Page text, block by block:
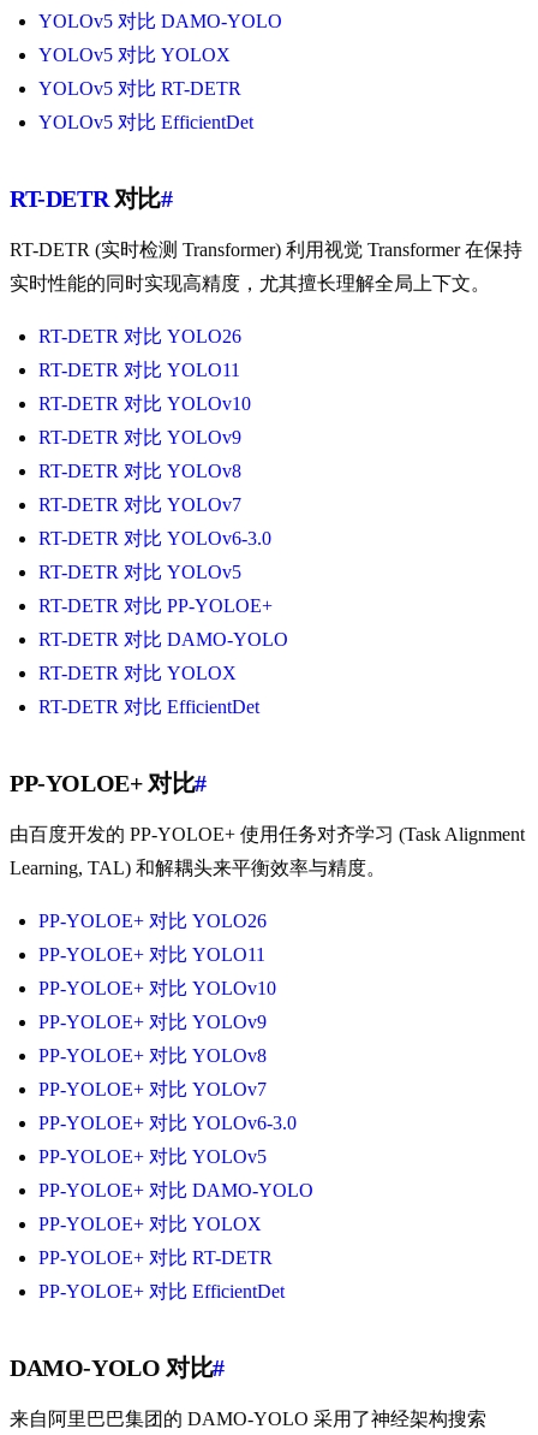
YOLOv5 对比 DAMO-YOLO
YOLOv5 对比 YOLOX
YOLOv5 对比 RT-DETR
YOLOv5 对比 EfficientDet
RT-DETR 对比#
RT-DETR (实时检测 Transformer) 利用视觉 Transformer 在保持
实时性能的同时实现高精度，尤其擅长理解全局上下文。
RT-DETR 对比 YOLO26
RT-DETR 对比 YOLO11
RT-DETR 对比 YOLOv10
RT-DETR 对比 YOLOv9
RT-DETR 对比 YOLOv8
RT-DETR 对比 YOLOv7
RT-DETR 对比 YOLOv6-3.0
RT-DETR 对比 YOLOv5
RT-DETR 对比 PP-YOLOE+
RT-DETR 对比 DAMO-YOLO
RT-DETR 对比 YOLOX
RT-DETR 对比 EfficientDet
PP-YOLOE+ 对比#
由百度开发的 PP-YOLOE+ 使用任务对齐学习 (Task Alignment
Learning, TAL) 和解耦头来平衡效率与精度。
PP-YOLOE+ 对比 YOLO26
PP-YOLOE+ 对比 YOLO11
PP-YOLOE+ 对比 YOLOv10
PP-YOLOE+ 对比 YOLOv9
PP-YOLOE+ 对比 YOLOv8
PP-YOLOE+ 对比 YOLOv7
PP-YOLOE+ 对比 YOLOv6-3.0
PP-YOLOE+ 对比 YOLOv5
PP-YOLOE+ 对比 DAMO-YOLO
PP-YOLOE+ 对比 YOLOX
PP-YOLOE+ 对比 RT-DETR
PP-YOLOE+ 对比 EfficientDet
DAMO-YOLO 对比#
来自阿里巴巴集团的 DAMO-YOLO 采用了神经架构搜索